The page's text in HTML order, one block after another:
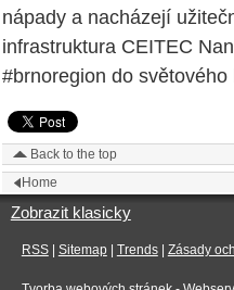
nápady a nacházejí
infrastruktura CEITEC
#brnoregion do světového
Back to the top
Home
Zobrazit klasicky
RSS| Sitemap| Trends| Zásady